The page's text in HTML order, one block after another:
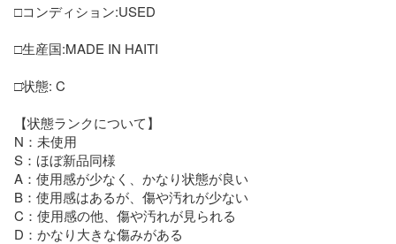
□コンディション:USED
□生産国:MADE IN HAITI
□状態: C
【状態ランクについて】
N：未使用
S：ほぼ新品同様
A：使用感が少なく、かなり状態が良い
B：使用感はあるが、傷や汚れが少ない
C：使用感の他、傷や汚れが見られる
D：かなり大きな傷みがある